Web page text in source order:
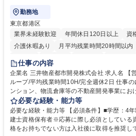
勤務地
東京都港区
業界未経験歓迎
年間休日120日以上
資
介護休暇あり
月平均残業時間20時間以内
在宅OK
賞与あり
駅近5分以内
土日祝休み 寮・社宅あり
仕事の内容
企業名 三井物産都市開発株式会社 求人名 【営業事務】業務職/三井物産グ
ループ/平均残業時間10H/完全週休2日 仕事の内容 オフィスビル、賃貸マ
ンション、物流倉庫等の不動産開発事業にお
貸運営、売却、仲介・活用提案等を行う営業
いただきます。 【詳細】・契約書管理、契約書製本、捺印対応、ファイリ
ング、登記簿取得、調書取得・支払業務（各
求・支払データ登録、取引先マスター申請対
必要な経験・能力等
必要な経験・能力等 【必須条件】■学歴：4
建士資格保有者※応募に際し必須としている
格をお持ちでない方は入社後に取得を推奨し